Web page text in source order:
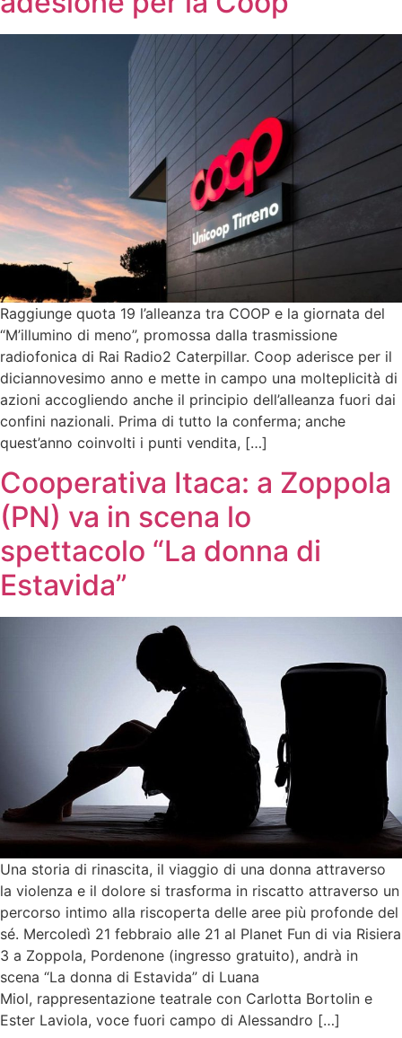
Raggiunge quota 19 l’alleanza tra COOP e la giornata del
“M’illumino di meno”, promossa dalla trasmissione
radiofonica di Rai Radio2 Caterpillar. Coop aderisce per il
diciannovesimo anno e mette in campo una molteplicità di
azioni accogliendo anche il principio dell’alleanza fuori dai
confini nazionali. Prima di tutto la conferma; anche
quest’anno coinvolti i punti vendita, […]
Cooperativa Itaca: a Zoppola
(PN) va in scena lo
spettacolo “La donna di
Estavida”
Una storia di rinascita, il viaggio di una donna attraverso
la violenza e il dolore si trasforma in riscatto attraverso un
percorso intimo alla riscoperta delle aree più profonde del
sé. Mercoledì 21 febbraio alle 21 al Planet Fun di via Risiera
3 a Zoppola, Pordenone (ingresso gratuito), andrà in
scena “La donna di Estavida” di Luana
Miol, rappresentazione teatrale con Carlotta Bortolin e
Ester Laviola, voce fuori campo di Alessandro […]